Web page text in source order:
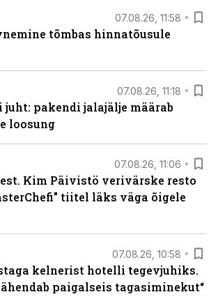
07.08.26, 11:58
tõmbas hinnatõusule
07.08.26, 11:18
juht: pakendi jalajälje määrab
loosung
07.08.26, 11:06
Kim Päivistö verivärske resto
tiitel läks väga õigele
07.08.26, 10:58
kelnerist hotelli tegevjuhiks.
paigalseis tagasiminekut“